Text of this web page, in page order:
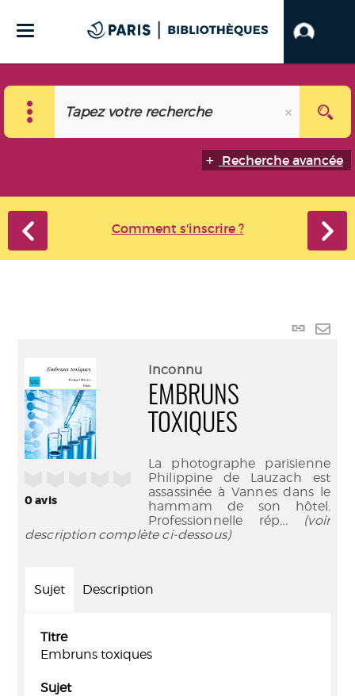
Recherche avancée
Comment s'inscrire ?
Lien
0avis
Inconnu
EMBRUNS
TOXIQUES
La photographe parisienne
Philippine de Lauzach est
assassinée à Vannes dans le
hammam de son hôtel.
Professionnelle rép... (voir
description complète ci-dessous)
Sujet Description
Titre
Embruns toxiques
Sujet